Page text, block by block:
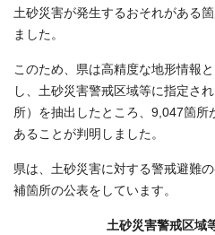
土砂災害が発生するおそれがある
ました。
このため、県は高精度な地形情報
し、土砂災害警戒区域等に指定さ
所）を抽出したところ、9,047箇所
あることが判明しました。
県は、土砂災害に対する警戒避難
補箇所の公表をしています。
土砂災害警戒区域